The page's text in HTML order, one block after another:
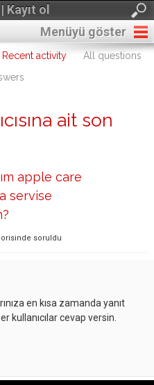
Kayıt ol
Menüyü göster
Recent activity
All questions
ait son
apple care
servise
soruldu
en kısa zamanda yanıt
kullanıcılar cevap versin.